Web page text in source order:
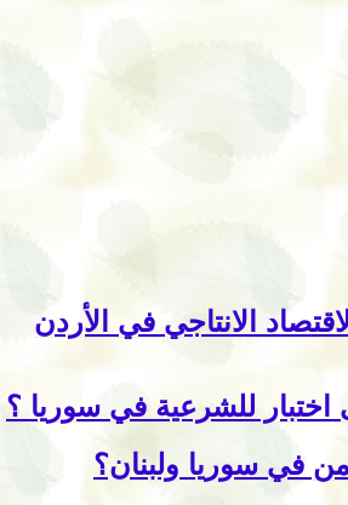
الانتاجي في الأردن
للشرعية في سوريا ؟
في سوريا ولبنان؟